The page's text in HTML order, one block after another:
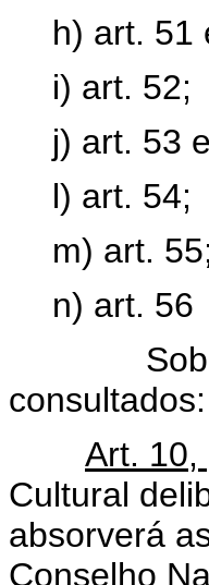
h) art. 51
i) art. 52;
j) art. 53
l) art. 54;
m) art.
n) art. 56
Sobre o
consultados:
Art. 10,
Cultural
absorverá
Conselho